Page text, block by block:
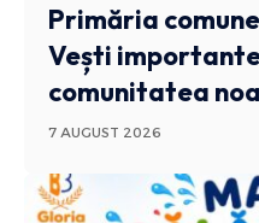
Primăria
Vești
comunitatea
7 AUGUST 2026